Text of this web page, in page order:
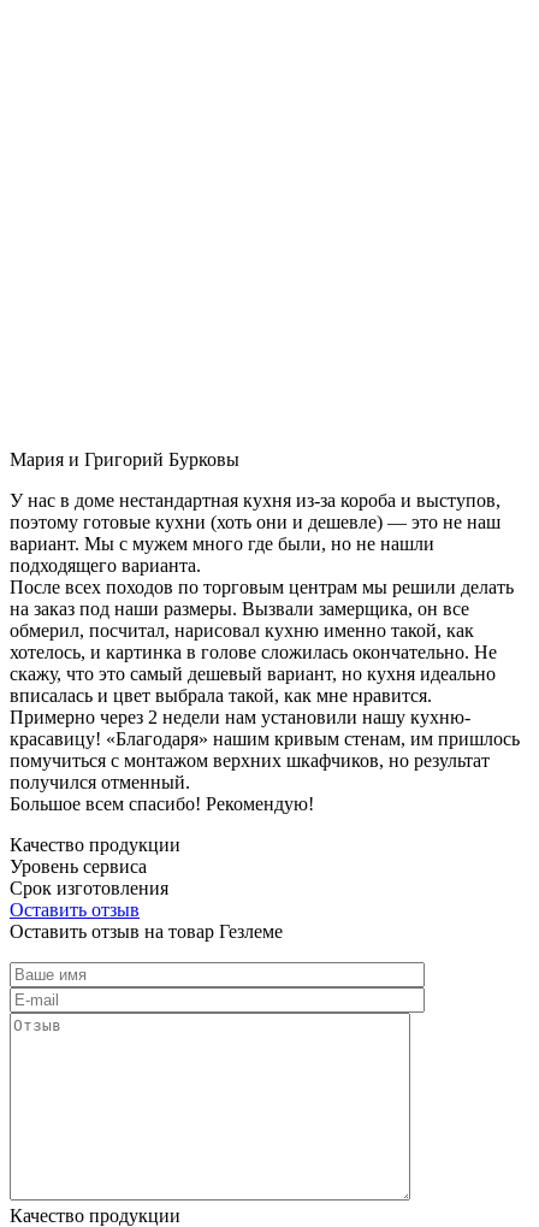
Мария и Григорий Бурковы
У нас в доме нестандартная кухня из-за короба и выступов,
поэтому готовые кухни (хоть они и дешевле) — это не наш
вариант. Мы с мужем много где были, но не нашли
подходящего варианта.
После всех походов по торговым центрам мы решили делать
на заказ под наши размеры. Вызвали замерщика, он все
обмерил, посчитал, нарисовал кухню именно такой, как
хотелось, и картинка в голове сложилась окончательно. Не
скажу, что это самый дешевый вариант, но кухня идеально
вписалась и цвет выбрала такой, как мне нравится.
Примерно через 2 недели нам установили нашу кухню-
красавицу! «Благодаря» нашим кривым стенам, им пришлось
помучиться с монтажом верхних шкафчиков, но результат
получился отменный.
Большое всем спасибо! Рекомендую!
Качество продукции
Уровень сервиса
Срок изготовления
Оставить отзыв
Оставить отзыв на товар Гезлеме
Качество продукции